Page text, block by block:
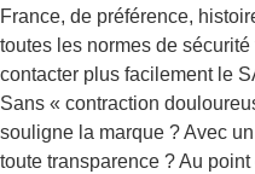
France, de préférence,
toutes les normes de
contacter plus facilement le
Sans « contraction
souligne la marque ? Avec
toute transparence ? Au